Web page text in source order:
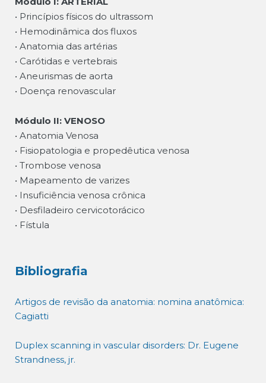
• Princípios físicos do ultrassom
• Hemodinâmica dos fluxos
• Anatomia das artérias
• Carótidas e vertebrais
• Aneurismas de aorta
• Doença renovascular
Módulo II: VENOSO
• Anatomia Venosa
• Fisiopatologia e propedêutica venosa
• Trombose venosa
• Mapeamento de varizes
• Insuficiência venosa crônica
• Desfiladeiro cervicotorácico
• Fístula
Bibliografia
Artigos de revisão da anatomia: nomina anatômica:
Cagiatti
Duplex scanning in vascular disorders: Dr. Eugene
Strandness, jr.